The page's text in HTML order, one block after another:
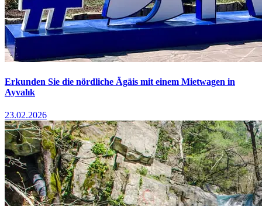
Erkunden Sie die nördliche Ägäis mit einem Mietwagen in
Ayvalık
23.02.2026